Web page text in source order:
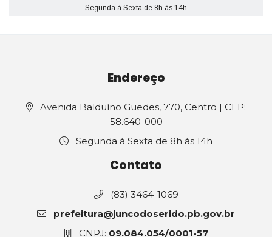
Segunda à Sexta de 8h às 14h
Endereço
Avenida Balduíno Guedes, 770, Centro | CEP:
58.640-000
Segunda à Sexta de 8h às 14h
Contato
(83) 3464-1069
prefeitura@juncodoserido.pb.gov.br
CNPJ: 09.084.054/0001-57